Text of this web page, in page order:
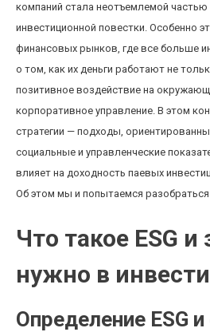
компаний стала неотъемлемой
инвестиционной повестки. Особенно
финансовых рынков, где все больше
о том, как их деньги работают не
позитивное воздействие на
корпоративное управление. В этом
стратегии — подходы,
социальные и управленческие
влияет на доходность паевых
Об этом мы и попытаемся
Что такое ESG
нужно в
Определение ESG и